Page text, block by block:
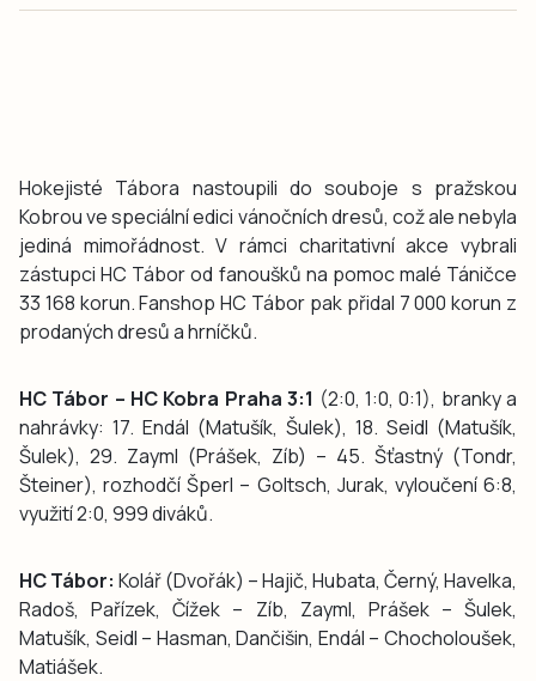
Hokejisté Tábora nastoupili do souboje s pražskou
Kobrou ve speciální edici vánočních dresů, což ale nebyla
jediná mimořádnost. V rámci charitativní akce vybrali
zástupci HC Tábor od fanoušků na pomoc malé Táničce
33 168 korun. Fanshop HC Tábor pak přidal 7 000 korun z
prodaných dresů a hrníčků.
HC Tábor – HC Kobra Praha 3:1 (2:0, 1:0, 0:1), branky a
nahrávky: 17. Endál (Matušík, Šulek), 18. Seidl (Matušík,
Šulek), 29. Zayml (Prášek, Zíb) – 45. Šťastný (Tondr,
Šteiner), rozhodčí Šperl – Goltsch, Jurak, vyloučení 6:8,
využití 2:0, 999 diváků.
HC Tábor: Kolář (Dvořák) – Hajič, Hubata, Černý, Havelka,
Radoš, Pařízek, Čížek – Zíb, Zayml, Prášek – Šulek,
Matušík, Seidl – Hasman, Dančišin, Endál – Chocholoušek,
Matiášek.